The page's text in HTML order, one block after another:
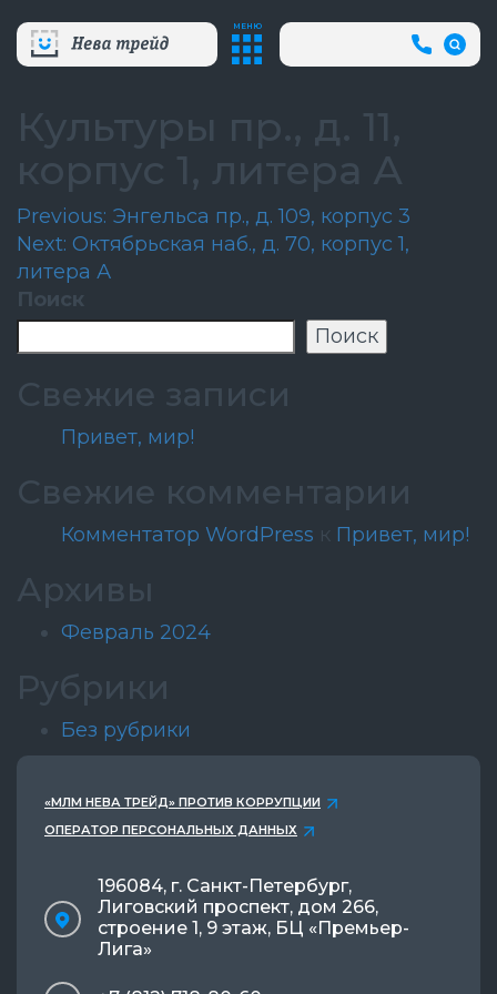
МЕНЮ
+7
(812)
Культуры пр., д. 11,
корпус 1, литера А
Навигация
по
записям
Previous: Энгельса пр., д. 109, корпус 3
Next: Октябрьская наб., д. 70, корпус 1,
литера А
Поиск
Поиск
Свежие записи
Привет, мир!
Свежие комментарии
Комментатор WordPress к Привет, мир!
Архивы
Февраль 2024
Рубрики
Без рубрики
«МЛМ НЕВА ТРЕЙД» ПРОТИВ КОРРУПЦИИ
ОПЕРАТОР ПЕРСОНАЛЬНЫХ ДАННЫХ
196084, г. Санкт-Петербург,
Лиговский проспект, дом 266,
строение 1, 9 этаж, БЦ «Премьер-
Лига»